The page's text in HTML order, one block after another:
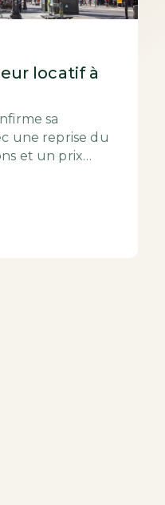
locatif à
sa
une reprise du
et un prix